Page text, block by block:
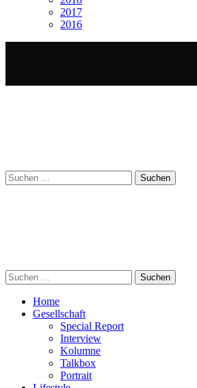
2017
2016
Suchen
nach:
Suchen
nach:
Home
Gesellschaft
Special Report
Interview
Kolumne
Talkbox
Portrait